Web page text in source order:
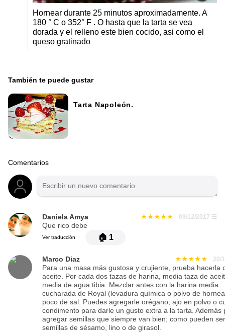
Hornear durante 25 minutos aproximadamente. A
180 ° C o 352° F . O hasta que la tarta se vea
dorada y el relleno este bien cocido, asi como el
queso gratinado
También te puede gustar
Tarta Napoleón.
Comentarios
Daniela Amya 09/12/2017 ☰
Que rico debe
Ver traducción 🏠 1
Marco Diaz 20/
Para una masa más gustosa y crujiente, prueba hacerla
aceite. Por cada dos tazas de harina, media taza de
media de agua tibia. Mezclar antes con la harina media
cucharada de Royal (levadura química o polvo de
poco de sal. Puedes agregarle orégano, ajo en polvo o
condimento para darle un gusto extra a la tarta. Además
agregar semillas que siempre van bien; como pueden ser
semillas de sésamo, lino o de girasol.